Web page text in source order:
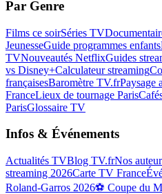
Par Genre
Films ce soirSéries TV
JeunesseGuide programmes enfants
TVNouveautés NetflixGuides
vs Disney+Calculateur streaming
françaisesBaromètre TV.frPaysage
FranceLieux de tournage Paris
ParisGlossaire TV
Infos & Événements
Actualités TVBlog TV.frNos
streaming 2026Carte TV France
Roland-Garros 2026⚽ Coupe du